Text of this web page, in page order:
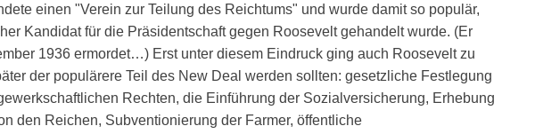
einen "Verein zur Teilung des Reichtums" und wurde damit so populär,
Kandidat für die Präsidentschaft gegen Roosevelt gehandelt wurde. (Er
1936 ermordet…) Erst unter diesem Eindruck ging auch Roosevelt zu
der populärere Teil des New Deal werden sollten: gesetzliche Festlegung
Rechten, die Einführung der Sozialversicherung, Erhebung
den Reichen, Subventionierung der Farmer, öffentliche